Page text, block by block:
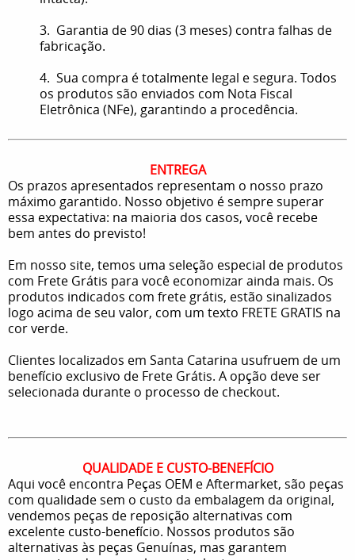
3. Garantia de 90 dias (3 meses) contra falhas de
fabricação.
4. Sua compra é totalmente legal e segura. Todos
os produtos são enviados com Nota Fiscal
Eletrônica (NFe), garantindo a procedência.
ENTREGA
Os prazos apresentados representam o nosso prazo
máximo garantido. Nosso objetivo é sempre superar
essa expectativa: na maioria dos casos, você recebe
bem antes do previsto!
Em nosso site, temos uma seleção especial de produtos
com Frete Grátis para você economizar ainda mais. Os
produtos indicados com frete grátis, estão sinalizados
logo acima de seu valor, com um texto FRETE GRATIS na
cor verde.
Clientes localizados em Santa Catarina usufruem de um
benefício exclusivo de Frete Grátis. A opção deve ser
selecionada durante o processo de checkout.
QUALIDADE E CUSTO-BENEFÍCIO
Aqui você encontra Peças OEM e Aftermarket, são peças
com qualidade sem o custo da embalagem da original,
vendemos peças de reposição alternativas com
excelente custo-benefício. Nossos produtos são
alternativas às peças Genuínas, mas garantem